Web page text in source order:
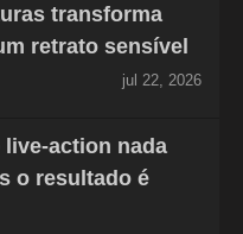
transforma
retrato sensível
jul 22, 2026
live-action nada
o resultado é